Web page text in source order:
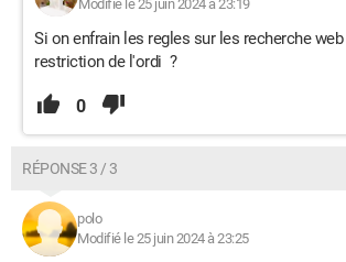
Modifié le 25 juin 2024 à 23:19
Si on enfrain les regles sur les recherche
restriction de l'ordi ?
0
RÉPONSE 3 / 3
polo
Modifié le 25 juin 2024 à 23:25